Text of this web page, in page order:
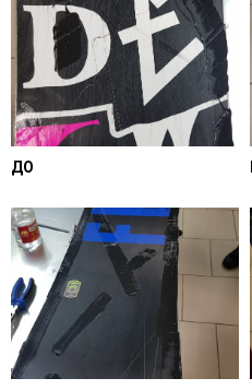
ДО